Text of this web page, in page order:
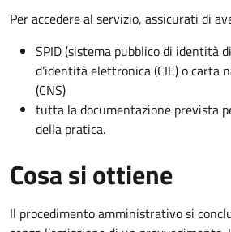
Per accedere al servizio, assicurati di
SPID (sistema pubblico di identità
d’identità elettronica (CIE) o carta
(CNS)
tutta la documentazione prevista
della pratica.
Cosa si ottiene
Il procedimento amministrativo si